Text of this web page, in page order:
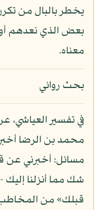
يخطر بالبال من
بعض الذي نعدهم أو
معناه.
بحث روائي
في تفسير
محمد بن الرضا
مسائل: أخبرني عن
شك مما أنزلنا
قبلك» من المخاطب